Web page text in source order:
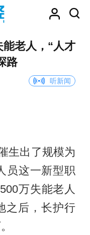
老人，“人才
路
听新闻
生出了规模为
员这一新型职
万失能老人
之后，长护行